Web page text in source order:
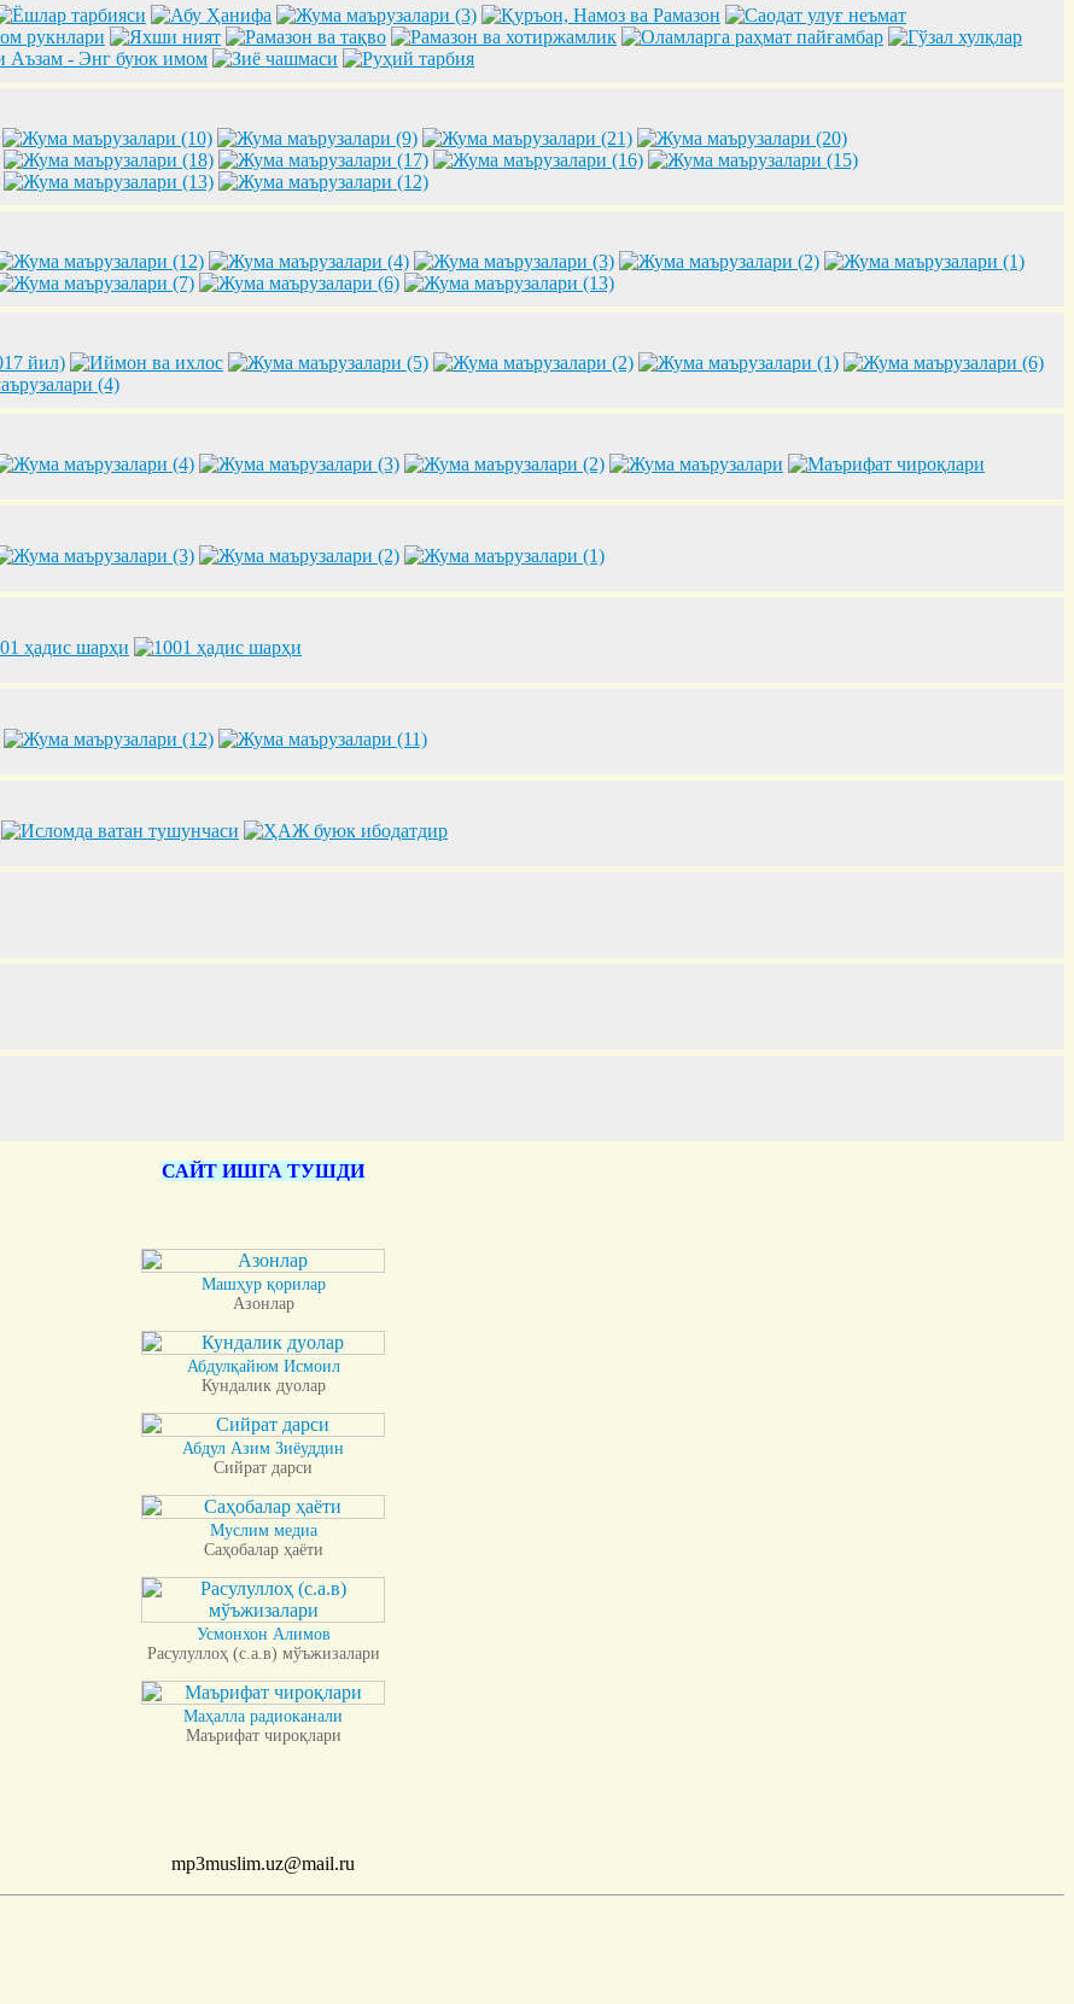
САЙТ ИШГА ТУШДИ
Машҳур қорилар
Азонлар
Абдулқайюм Исмоил
Кундалик дуолар
Абдул Азим Зиёуддин
Сийрат дарси
Муслим медиа
Саҳобалар ҳаёти
Усмонхон Алимов
Расулуллоҳ (с.а.в) мўъжизалари
Маҳалла радиоканали
Маърифат чироқлари
mp3muslim.uz@mail.ru